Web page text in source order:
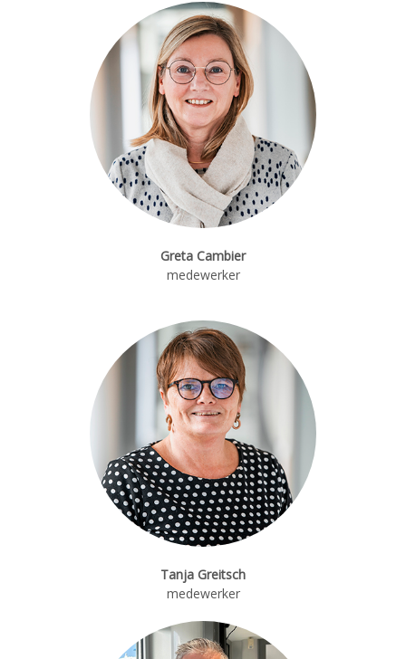
Greta Cambier
medewerker
Tanja Greitsch
medewerker